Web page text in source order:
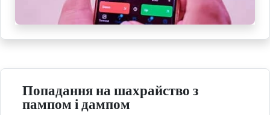
Попадання на шахрайство з
пампом і дампом